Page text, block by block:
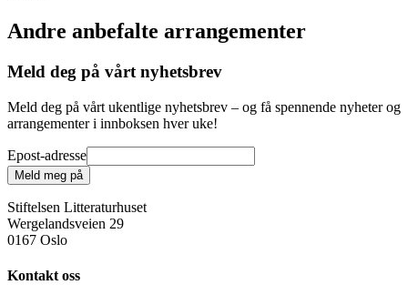
Andre anbefalte arrangementer
Meld deg på vårt nyhetsbrev
Meld deg på vårt ukentlige nyhetsbrev – og få spennende nyheter og
arrangementer i innboksen hver uke!
Epost-adresse
Meld meg på
Stiftelsen Litteraturhuset
Wergelandsveien 29
0167 Oslo
Kontakt oss